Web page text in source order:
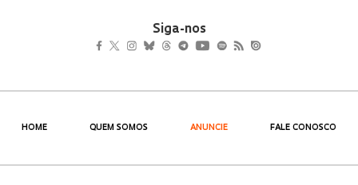
Siga-nos
HOME QUEM SOMOS ANUNCIE FALE CONOSCO